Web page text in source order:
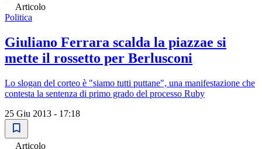
Articolo
Politica
Giuliano Ferrara scalda la piazzae si
mette il rossetto per Berlusconi
Lo slogan del corteo è "siamo tutti puttane", una manifestazione che
contesta la sentenza di primo grado del processo Ruby
25 Giu 2013 - 17:18
Articolo